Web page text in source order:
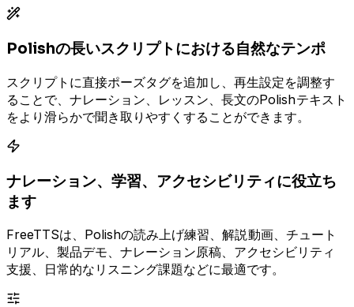
Polishの長いスクリプトにおける自然なテンポ
スクリプトに直接ポーズタグを追加し、再生設定を調整す
ることで、ナレーション、レッスン、長文のPolishテキスト
をより滑らかで聞き取りやすくすることができます。
ナレーション、学習、アクセシビリティに役立ち
ます
FreeTTSは、Polishの読み上げ練習、解説動画、チュート
リアル、製品デモ、ナレーション原稿、アクセシビリティ
支援、日常的なリスニング課題などに最適です。